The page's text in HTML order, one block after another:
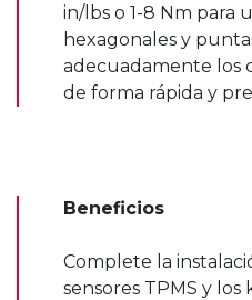
in/lbs o 1-8 Nm para
hexagonales y
adecuadamente los
de forma rápida y
Beneficios
Complete la
sensores TPMS y los